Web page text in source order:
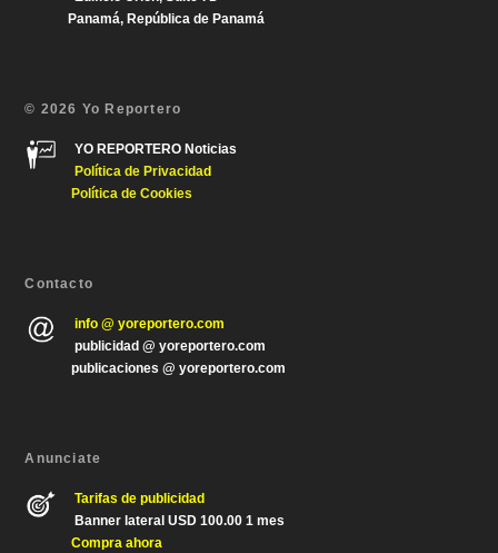
Panamá, República de Panamá
© 2026 Yo Reportero
YO REPORTERO Noticias
Política de Privacidad
Política de Cookies
Contacto
info @ yoreportero.com
publicidad @ yoreportero.com
publicaciones @ yoreportero.com
Anunciate
Tarifas de publicidad
Banner lateral USD 100.00 1 mes
Compra ahora